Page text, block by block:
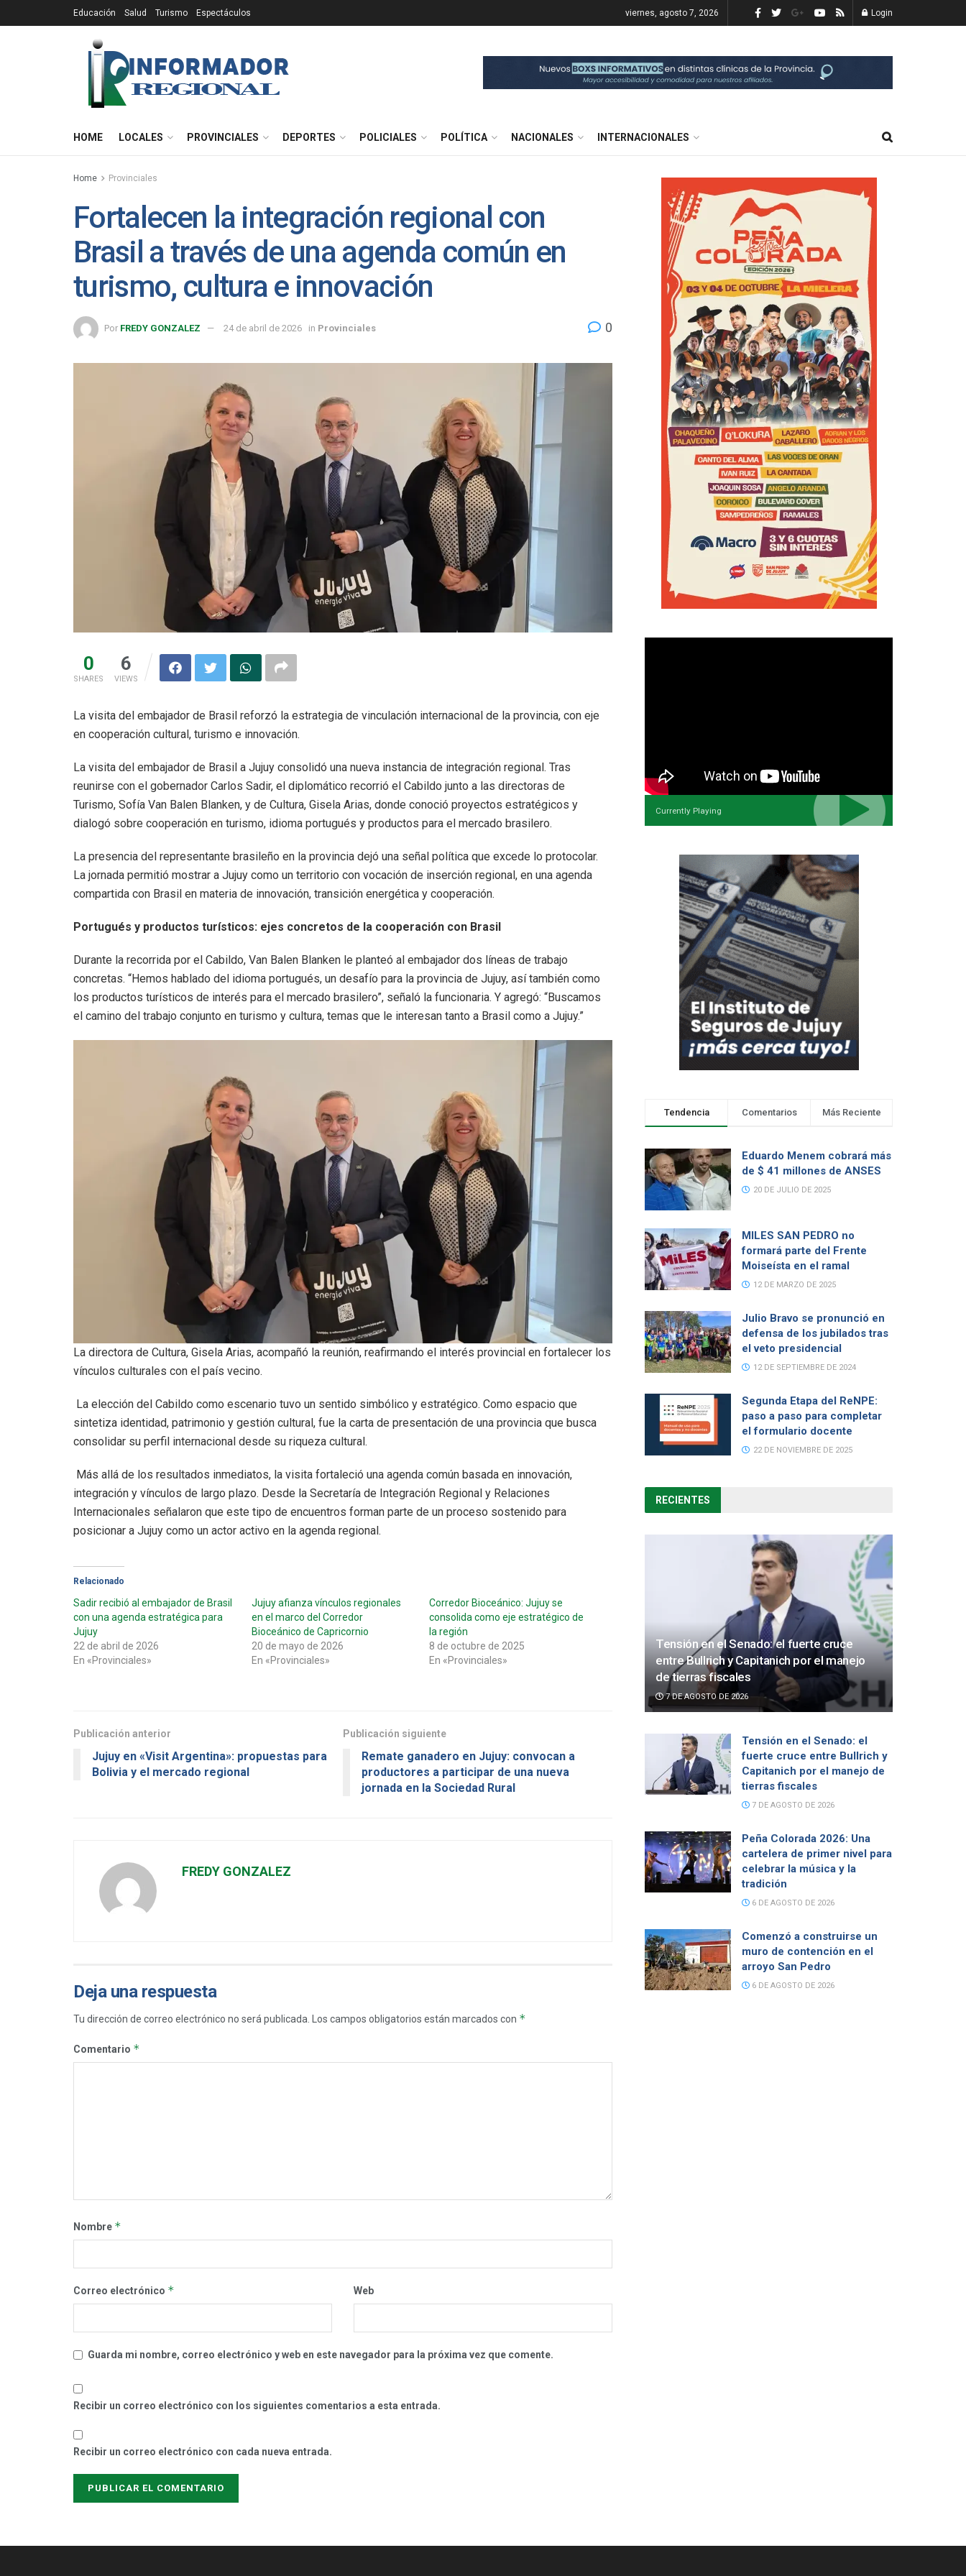
Educación Salud Turismo Espectáculos viernes, agosto 7, 2026 Login
HOME LOCALES PROVINCIALES DEPORTES POLICIALES POLÍTICA NACIONALES INTERNACIONALES
Home Provinciales
Fortalecen la integración regional con
Brasil a través de una agenda común en
turismo, cultura e innovación
Por FREDY GONZALEZ 24 de abril de 2026 in Provinciales 0
0
SHARES
6
VIEWS
La visita del embajador de Brasil reforzó la estrategia de vinculación internacional de la provincia, con eje
en cooperación cultural, turismo e innovación.
La visita del embajador de Brasil a Jujuy consolidó una nueva instancia de integración regional. Tras
reunirse con el gobernador Carlos Sadir, el diplomático recorrió el Cabildo junto a las directoras de
Turismo, Sofía Van Balen Blanken, y de Cultura, Gisela Arias, donde conoció proyectos estratégicos y
dialogó sobre cooperación en turismo, idioma portugués y productos para el mercado brasilero.
La presencia del representante brasileño en la provincia dejó una señal política que excede lo protocolar.
La jornada permitió mostrar a Jujuy como un territorio con vocación de inserción regional, en una agenda
compartida con Brasil en materia de innovación, transición energética y cooperación.
Portugués y productos turísticos: ejes concretos de la cooperación con Brasil
Durante la recorrida por el Cabildo, Van Balen Blanken le planteó al embajador dos líneas de trabajo
concretas. “Hemos hablado del idioma portugués, un desafío para la provincia de Jujuy, así también como
los productos turísticos de interés para el mercado brasilero”, señaló la funcionaria. Y agregó: “Buscamos
el camino del trabajo conjunto en turismo y cultura, temas que le interesan tanto a Brasil como a Jujuy.”
La directora de Cultura, Gisela Arias, acompañó la reunión, reafirmando el interés provincial en fortalecer los
vínculos culturales con el país vecino.
La elección del Cabildo como escenario tuvo un sentido simbólico y estratégico. Como espacio que
sintetiza identidad, patrimonio y gestión cultural, fue la carta de presentación de una provincia que busca
consolidar su perfil internacional desde su riqueza cultural.
Más allá de los resultados inmediatos, la visita fortaleció una agenda común basada en innovación,
integración y vínculos de largo plazo. Desde la Secretaría de Integración Regional y Relaciones
Internacionales señalaron que este tipo de encuentros forman parte de un proceso sostenido para
posicionar a Jujuy como un actor activo en la agenda regional.
Relacionado
Sadir recibió al embajador de Brasil
con una agenda estratégica para
Jujuy
22 de abril de 2026
En «Provinciales»
Jujuy afianza vínculos regionales
en el marco del Corredor
Bioceánico de Capricornio
20 de mayo de 2026
En «Provinciales»
Corredor Bioceánico: Jujuy se
consolida como eje estratégico de
la región
8 de octubre de 2025
En «Provinciales»
Publicación anterior
Jujuy en «Visit Argentina»: propuestas para
Bolivia y el mercado regional
Publicación siguiente
Remate ganadero en Jujuy: convocan a
productores a participar de una nueva
jornada en la Sociedad Rural
FREDY GONZALEZ
Deja una respuesta
Tu dirección de correo electrónico no será publicada. Los campos obligatorios están marcados con *
Comentario *
Nombre *
Correo electrónico * Web
Guarda mi nombre, correo electrónico y web en este navegador para la próxima vez que comente.
Recibir un correo electrónico con los siguientes comentarios a esta entrada.
Recibir un correo electrónico con cada nueva entrada.
Currently Playing
Tendencia Comentarios Más Reciente
Eduardo Menem cobrará más
de $ 41 millones de ANSES
20 DE JULIO DE 2025
MILES SAN PEDRO no
formará parte del Frente
Moiseísta en el ramal
12 DE MARZO DE 2025
Julio Bravo se pronunció en
defensa de los jubilados tras
el veto presidencial
12 DE SEPTIEMBRE DE 2024
Segunda Etapa del ReNPE:
paso a paso para completar
el formulario docente
22 DE NOVIEMBRE DE 2025
RECIENTES
Tensión en el Senado: el fuerte cruce
entre Bullrich y Capitanich por el manejo
de tierras fiscales
7 DE AGOSTO DE 2026
Tensión en el Senado: el
fuerte cruce entre Bullrich y
Capitanich por el manejo de
tierras fiscales
7 DE AGOSTO DE 2026
Peña Colorada 2026: Una
cartelera de primer nivel para
celebrar la música y la
tradición
6 DE AGOSTO DE 2026
Comenzó a construirse un
muro de contención en el
arroyo San Pedro
6 DE AGOSTO DE 2026